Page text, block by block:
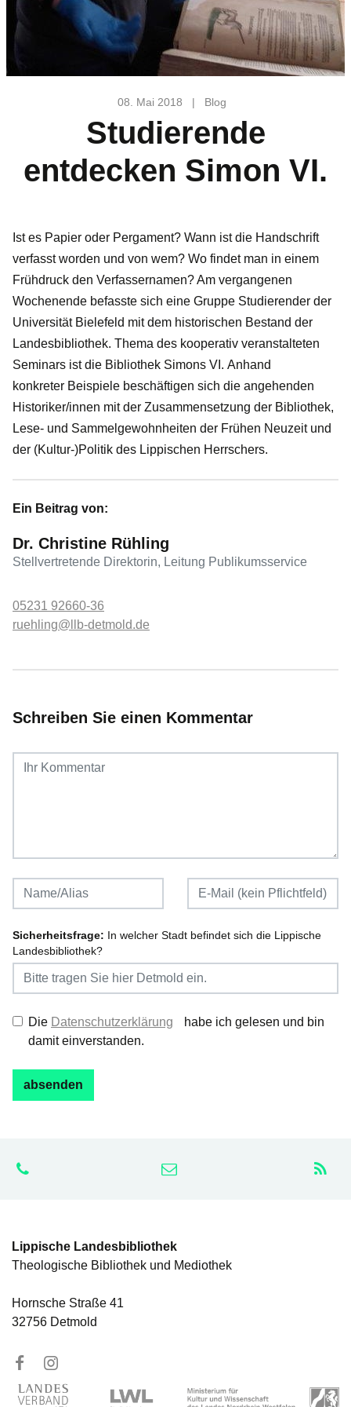
08. Mai 2018 | Blog
Studierende
entdecken Simon VI.
Ist es Papier oder Pergament? Wann ist die Handschrift
verfasst worden und von wem? Wo findet man in einem
Frühdruck den Verfassernamen? Am vergangenen
Wochenende befasste sich eine Gruppe Studierender der
Universität Bielefeld mit dem historischen Bestand der
Landesbibliothek. Thema des kooperativ veranstalteten
Seminars ist die Bibliothek Simons VI. Anhand
konkreter Beispiele beschäftigen sich die angehenden
Historiker/innen mit der Zusammensetzung der Bibliothek,
Lese- und Sammelgewohnheiten der Frühen Neuzeit und
der (Kultur-)Politik des Lippischen Herrschers.
Ein Beitrag von:
Dr. Christine Rühling
Stellvertretende Direktorin, Leitung Publikumsservice
05231 92660-36
ruehling@llb-detmold.de
Schreiben Sie einen Kommentar
Sicherheitsfrage: In welcher Stadt befindet sich die Lippische
Landesbibliothek?
Die Datenschutzerklärung
habe ich gelesen und bin
damit einverstanden.
Lippische Landesbibliothek
Theologische Bibliothek und Mediothek
Hornsche Straße 41
32756 Detmold